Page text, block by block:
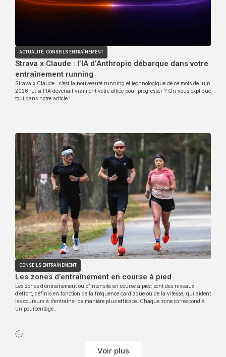
ACTUALITÉ CONSEILS ENTRAÎNEMENT
Strava x Claude : l’IA d’Anthropic débarque dans votre
entraînement running
Strava x Claude : c’est la nouveauté running et technologique de ce mois de juin
2026. Et si l’IA devenait vraiment votre alliée pour progresser ? On vous explique
tout dans notre article !…
CONSEILS ENTRAÎNEMENT
Les zones d’entraînement en course à pied
Les zones d’entraînement ou d’intensité en course à pied sont des niveaux
d’effort, définis en fonction de la fréquence cardiaque ou de la vitesse, qui aident
les coureurs à s’entraîner de manière plus efficace. Chaque zone correspond à
un pourcentage…
Voir plus